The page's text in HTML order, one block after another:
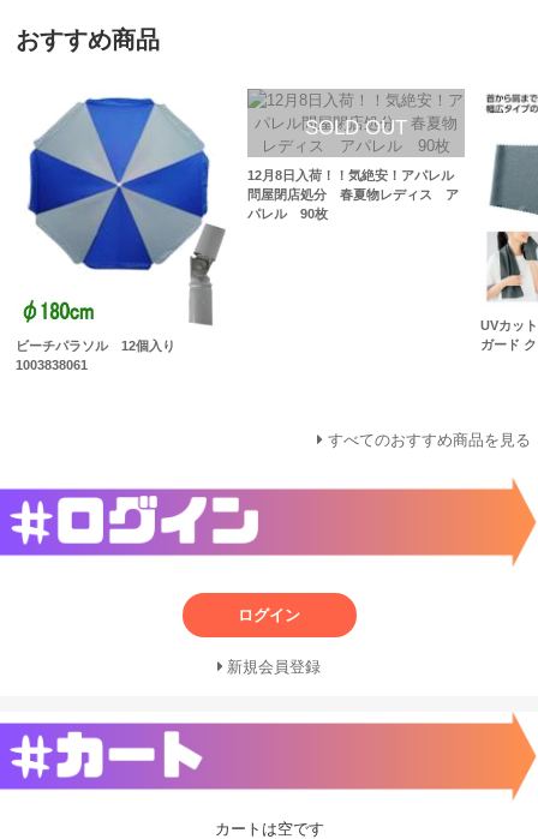
おすすめ商品
ビーチパラソル 12個入り
1003838061
12月8日入荷！！気絶安！アパレル
問屋閉店処分 春夏物レディス ア
パレル 90枚
UVカッ
ガード
すべてのおすすめ商品を見る
ログイン
新規会員登録
カートは空です